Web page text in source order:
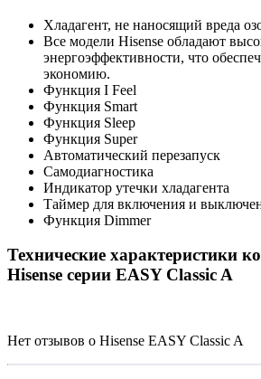
Хладагент, не наносящий вреда
Все модели Hisense обладают
энергоэффективности, что
экономию.
Функция I Feel
Функция Smart
Функция Sleep
Функция Super
Автоматический перезапуск
Самодиагностика
Индикатор утечки хладагента
Таймер для включения и
Функция Dimmer
Технические характеристики
Hisense серии EASY Classic A
Нет отзывов о Hisense EASY Classic A